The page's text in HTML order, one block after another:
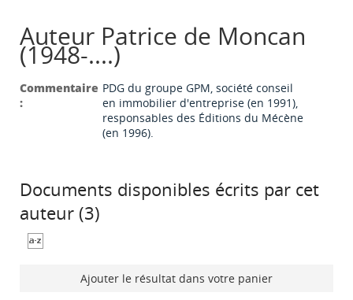
Auteur Patrice de Moncan
(1948-....)
Commentaire
:
PDG du groupe GPM, société conseil
en immobilier d'entreprise (en 1991),
responsables des Éditions du Mécène
(en 1996).
Documents disponibles écrits par cet
auteur (3)
Ajouter le résultat dans votre panier